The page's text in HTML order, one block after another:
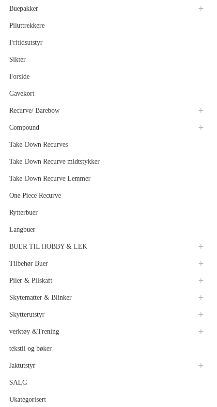
Buepakker
Piluttrekkere
Fritidsutstyr
Sikter
Forside
Gavekort
Recurve/ Barebow
Compound
Take-Down Recurves
Take-Down Recurve midtstykker
Take-Down Recurve Lemmer
One Piece Recurve
Rytterbuer
Langbuer
BUER TIL HOBBY & LEK
Tilbehør Buer
Piler & Pilskaft
Skytematter & Blinker
Skytterutstyr
verktøy &Trening
tekstil og bøker
Jaktutstyr
SALG
Ukategorisert